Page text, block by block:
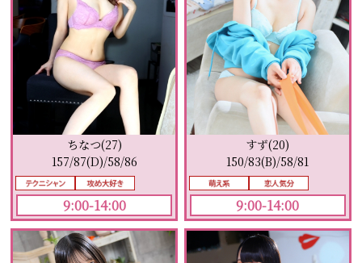
ちなつ(27)
157/87(D)/58/86
9:00-14:00
すず(20)
150/83(B)/58/81
9:00-14:00